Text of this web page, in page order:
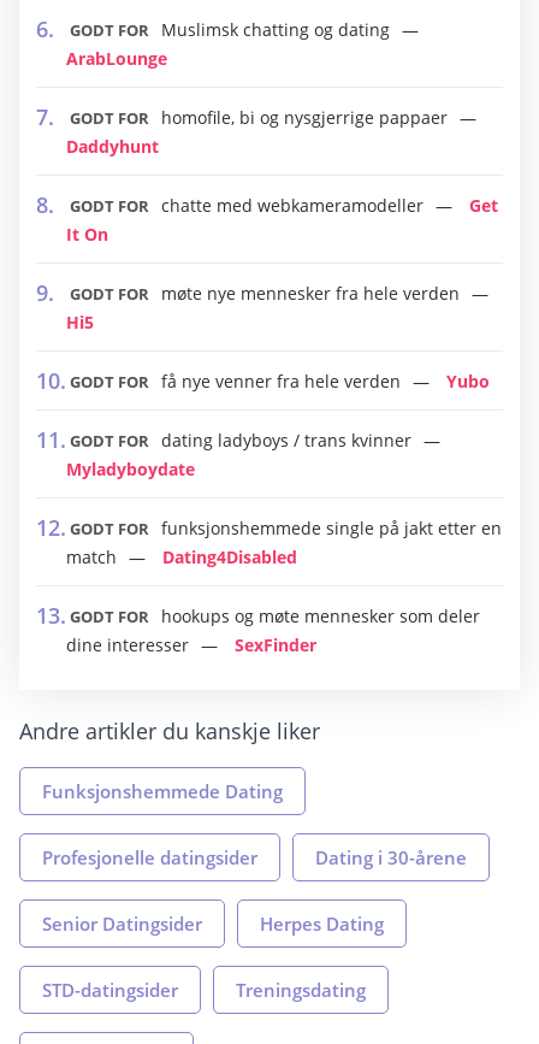
GODT FOR
Muslimsk chatting og dating
ArabLounge
GODT FOR
homofile, bi og nysgjerrige pappaer
Daddyhunt
GODT FOR chatte med webkameramodeller
Get
It On
GODT FOR
møte nye mennesker fra hele verden
Hi5
GODT FOR få nye venner fra hele verden Yubo
GODT FOR dating ladyboys / trans kvinner
Myladyboydate
GODT FOR funksjonshemmede single på jakt etter en
match
Dating4Disabled
GODT FOR
hookups og møte mennesker som deler
dine interesser
SexFinder
Andre artikler du kanskje liker
Funksjonshemmede Dating
Profesjonelle datingsider Dating i 30-årene
Senior Datingsider Herpes Dating
STD-datingsider Treningsdating